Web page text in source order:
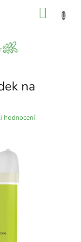
na
hodnocení